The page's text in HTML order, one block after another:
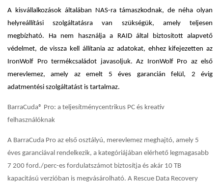
A kisvállalkozások általában NAS-ra támaszkodnak, de néha olyan
helyreállítási szolgáltatásra van szükségük, amely teljesen
megbízható. Ha nem használja a RAID által biztosított alapvető
védelmet, de vissza kell állítania az adatokat, ehhez kifejezetten az
IronWolf Pro termékcsaládot javasoljuk. Az IronWolf Pro az első
merevlemez, amely az emelt 5 éves garancián felül, 2 évig
adatmentési szolgáltatást is tartalmaz.
BarraCuda® Pro: a teljesítménycentrikus PC és kreatív
felhasználóknak
A BarraCuda Pro az első osztályú, merevlemez meghajtó, amely 5
éves garanciával rendelkezik, a kategóriájában elérhető legmagasabb
7 200 ford./perc-es fordulatszámot biztosítja és akár 10 TB
kapacitású verzióban is megvásárolható. A Rescue Data Recovery